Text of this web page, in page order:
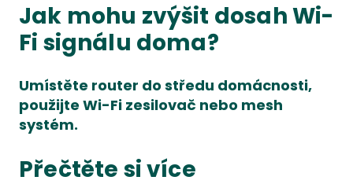
Jak mohu zvýšit dosah Wi-
Fi signálu doma?
Umístěte router do středu domácnosti,
použijte Wi-Fi zesilovač nebo mesh
systém.
Přečtěte si více